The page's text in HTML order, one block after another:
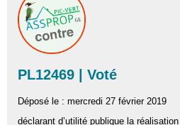
PL12469 | Voté
Déposé le : mercredi 27 février 2019
déclarant d’utilité publique la